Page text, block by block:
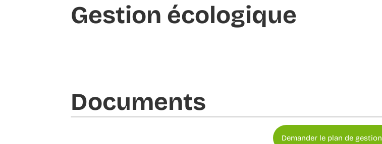
Gestion écologique
Documents​
Demander le plan de gestion